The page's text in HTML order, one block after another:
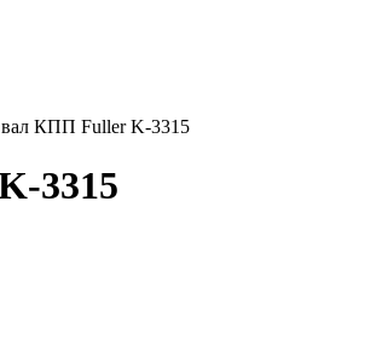
КПП Fuller K-3315
3315